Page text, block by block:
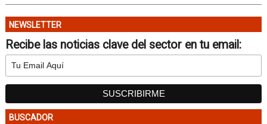
NEWSLETTER
Recibe las noticias clave del sector en tu email:
BUSCADOR